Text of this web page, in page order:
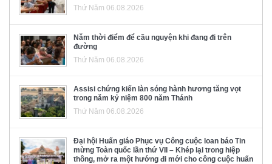
Thứ Năm 06.08.2026
Năm thời điểm để cầu nguyện khi đang đi trên
đường
Thứ Năm 06.08.2026
Assisi chứng kiến làn sóng hành hương tăng vọt
trong năm kỷ niệm 800 năm Thánh
Thứ Năm 06.08.2026
Đại hội Huấn giáo Phục vụ Công cuộc loan báo Tin
mừng Toàn quốc lần thứ VII – Khép lại trong hiệp
thông, mở ra một hướng đi mới cho công cuộc huấn